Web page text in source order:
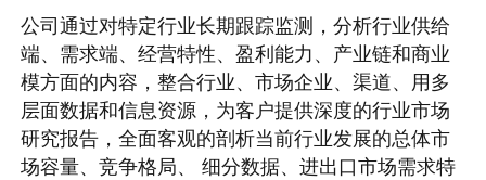
公司通过对特定行业长期跟踪监测，分析行业供给
端、需求端、经营特性、盈利能力、产业链和商业
模方面的内容，整合行业、市场企业、渠道、用多
层面数据和信息资源，为客户提供深度的行业市场
研究报告，全面客观的剖析当前行业发展的总体市
场容量、竞争格局、 细分数据、进出口市场需求特